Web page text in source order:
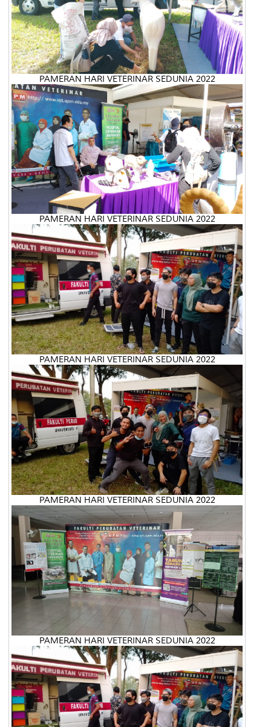
PAMERAN HARI VETERINAR SEDUNIA 2022
PAMERAN HARI VETERINAR SEDUNIA 2022
PAMERAN HARI VETERINAR SEDUNIA 2022
PAMERAN HARI VETERINAR SEDUNIA 2022
PAMERAN HARI VETERINAR SEDUNIA 2022